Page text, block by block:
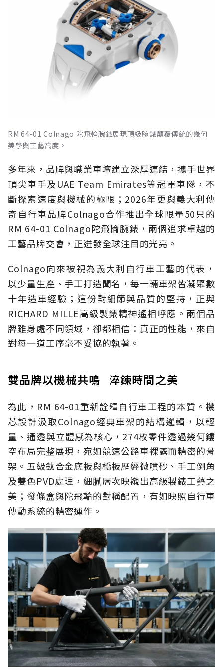
RM 64-01 Colnago 陀飛輪腕錶展現頂級腕錶顛覆傳統的幾何
美學與工藝高度。
多年來，品牌與職業車壇建立深厚連結，攜手世界
頂尖車手及UAE Team Emirates等冠軍車隊，不
斷探索速度與機械的極限；2026年更與義大利傳
奇自行車品牌Colnago合作推出全球限量50只的
RM 64-01 Colnago陀飛輪腕錶，兩個追求卓越的
工藝品牌交會，正迸發全球注目的光亮。
Colnago向來被視為義大利自行車工藝的代表，
以少量生產、手工打造聞名，每一輛車架皆凝聚數
十年造車經驗；這份對細節與品質的堅持，正與
RICHARD MILLE高級製錶精神遙相呼應。兩個品
牌雖身處不同領域，卻都相信：真正的性能，來自
對每一道工序毫不妥協的執著。
雙品牌以機械共鳴 淬鍊時間之美
為此，RM 64-01重新詮釋自行車工程的本質。機
芯設計汲取Colnago經典車架的結構邏輯，以輕
量、通透與立體感為核心，274枚零件透過幾何鏤
空布局完整展現，宛如競速公路車裸露而精密的骨
架。五級鈦合金底板與橋板歷經微噴砂、手工倒角
及雙色PVD處理，細膩層次映襯出高級製錶工藝之
美；發條盒與陀飛輪的對稱配置，有如映照自行車
傳動系統的精密運作。